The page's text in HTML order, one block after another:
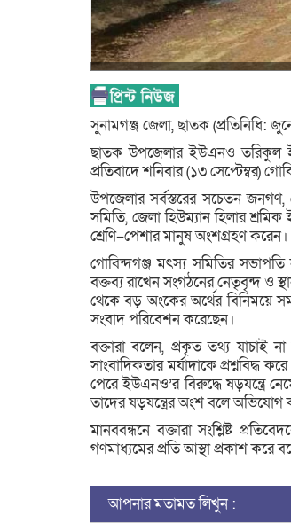
সুনামগঞ্জ জেলা, ছাতক (প্রতিনিধি:
ছাতক উপজেলার ইউএনও তরিকুল
প্রতিবাদে শনিবার (১৩ সেপ্টেম্বর)
উপজেলার সর্বস্তরের সচেতন জনগণ,
সমিতি, জেলা হিউম্যান হিলার
শ্রেণি–পেশার মানুষ অংশগ্রহণ করেন।
গোবিন্দগঞ্জ মৎস্য সমিতির
বক্তব্য রাখেন সংগঠনের নেতৃবৃন্দ ও
থেকে বড় অংকের অর্থের বিনিময়ে
সংবাদ পরিবেশন করেছেন।
বক্তারা বলেন, প্রকৃত তথ্য যাচাই
সাংবাদিকতার মর্যাদাকে প্রশ্নবিদ্ধ
পেরে ইউএনও’র বিরুদ্ধে ষড়যন্ত্রে
তাদের ষড়যন্ত্রের অংশ বলে অভিযোগ
মানববন্ধনে বক্তারা সংশ্লিষ্ট
গণমাধ্যমের প্রতি আস্থা প্রকাশ করে
আপনার মতামত লিখুন :